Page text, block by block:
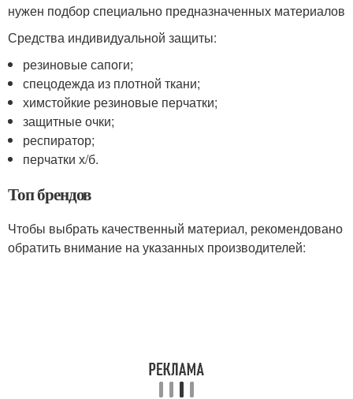
нужен подбор специально предназначенных материалов
Средства индивидуальной защиты:
резиновые сапоги;
спецодежда из плотной ткани;
химстойкие резиновые перчатки;
защитные очки;
респиратор;
перчатки х/б.
Топ брендов
Чтобы выбрать качественный материал, рекомендовано
обратить внимание на указанных производителей: